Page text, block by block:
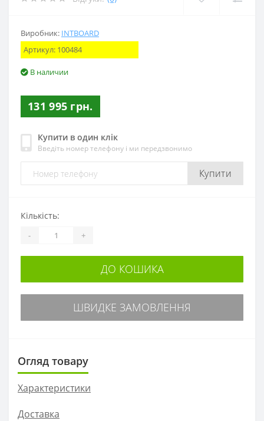
Виробник: INTBOARD
Артикул: 100484
В наличии
131 995 грн.
Купити в один клік
Введіть номер телефону і ми передзвонимо
Купити
Кількість:
- +
ДО КОШИКА
ШВИДКЕ ЗАМОВЛЕННЯ
Огляд товару
Характеристики
Доставка